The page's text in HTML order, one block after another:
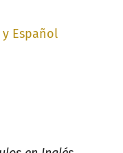
Español